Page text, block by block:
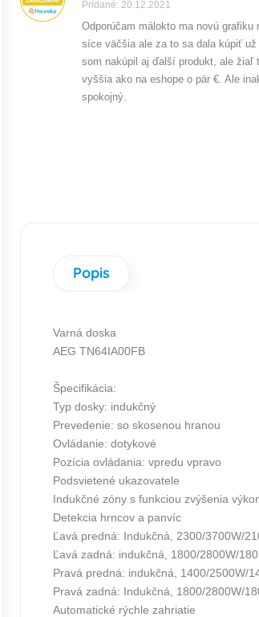
Pridané: 20.12.2021
Odporúčam málokto ma novú grafiku
síce väčšia ale za to sa dala kúpiť už
som nakúpil aj ďalší produkt, ale žiaľ
vyššia ako na eshope o pár €. Ale
spokojný.
Popis
Varná doska
AEG TN64IA00FB
Špecifikácia:
Typ dosky: indukčný
Prevedenie: so skosenou hranou
Ovládanie: dotykové
Pozícia ovládania: vpredu vpravo
Podsvietené ukazovatele
Indukčné zóny s funkciou zvýšenia
Detekcia hrncov a panvíc
Ľavá predná: Indukčná, 2300/3700W/
Ľavá zadná: indukčná, 1800/2800W/
Pravá predná: indukčná, 1400/2500W/
Pravá zadná: Indukčná, 1800/2800W/
Automatické rýchle zahriatie